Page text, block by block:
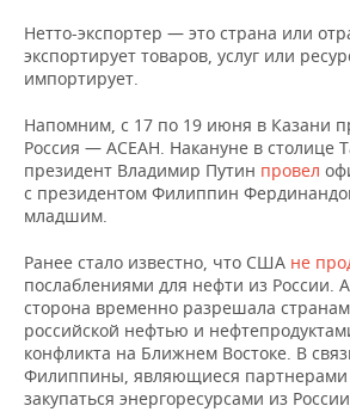
Нетто-экспортер — это страна или
экспортирует товаров, услуг или
импортирует.
Напомним, с 17 по 19 июня в Казани
Россия — АСЕАН. Накануне в столице
президент Владимир Путин провел
с президентом Филиппин
младшим.
Ранее стало известно, что США не
послаблениями для нефти из России.
сторона временно разрешала
российской нефтью и
конфликта на Ближнем Востоке. В
Филиппины, являющиеся
закупаться энергоресурсами из